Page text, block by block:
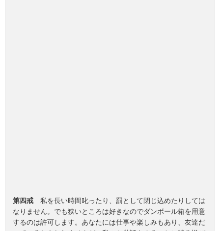
第四戒 私を長い時間叱ったり、罰として閉じ込めたりしては
なりません。でも狭いところは好きなのでダンボール箱を用意
するのは許可します。あなたには仕事や楽しみもあり、友達だ